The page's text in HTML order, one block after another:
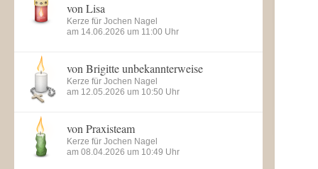
von Lisa
Kerze für Jochen Nagel
am 14.06.2026 um 11:00 Uhr
von Brigitte unbekannterweise
Kerze für Jochen Nagel
am 12.05.2026 um 10:50 Uhr
von Praxisteam
Kerze für Jochen Nagel
am 08.04.2026 um 10:49 Uhr